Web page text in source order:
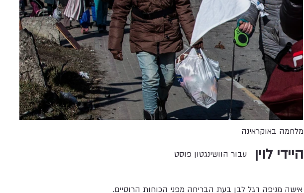
מלחמה באוקראינה
היידי לוין עבור הוושינגטון פוסט
אישה מניפה דגל לבן בעת הבריחה מפני הכוחות הרוסיים.